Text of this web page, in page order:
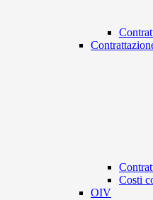
Costi
OIV